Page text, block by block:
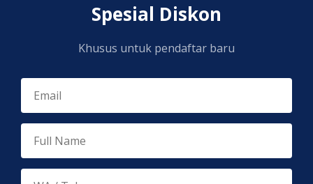
Spesial Diskon
Khusus untuk pendaftar baru